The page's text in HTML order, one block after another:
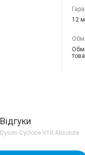
12
Відгуки
Dyson Cyclone V10 Absolute